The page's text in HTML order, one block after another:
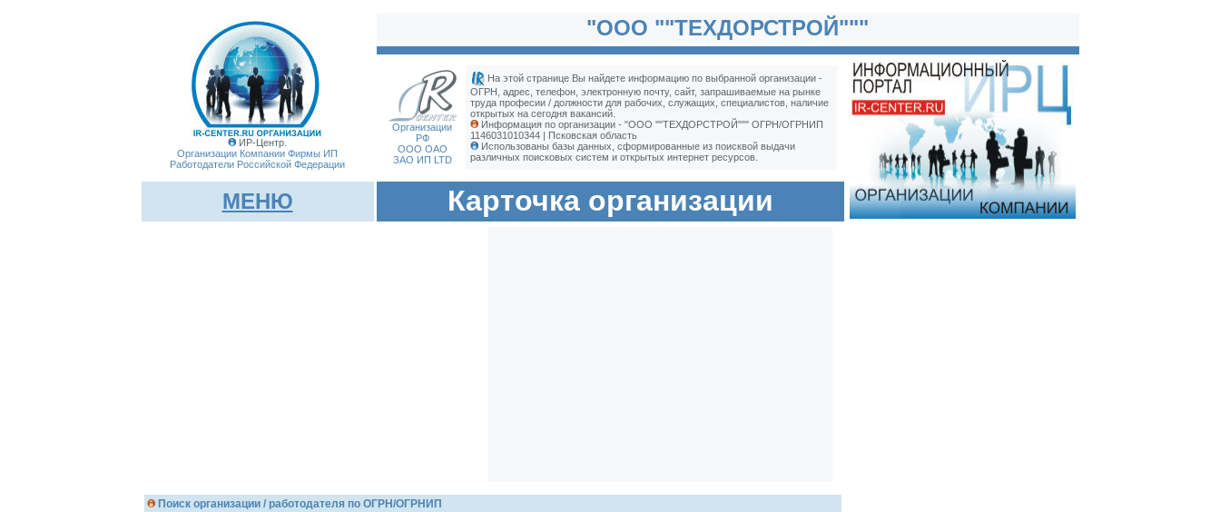
ИР-Центр.
Организации Компании Фирмы ИП
Работодатели Российской Федерации
"ООО ""ТЕХДОРСТРОЙ"""
Организации
РФ
ООО ОАО
ЗАО ИП LTD
На этой странице Вы найдете информацию по выбранной организации -
ОГРН, адрес, телефон, электронную почту, сайт, запрашиваемые на рынке
труда професии / должности для рабочих, служащих, специалистов, наличие
открытых на сегодня вакансий.
Информация по организации - "ООО ""ТЕХДОРСТРОЙ""" ОГРН/ОГРНИП
1146031010344 | Псковская область
Использованы базы данных, сформированные из поисквой выдачи
различных поисковых систем и открытых интернет ресурсов.
МЕНЮ Карточка организации
Поиск организации / работодателя по ОГРН/ОГРНИП